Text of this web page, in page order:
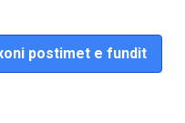
postimet e fundit